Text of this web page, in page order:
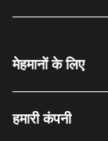
मेहमानों के लिए
हमारी कंपनी